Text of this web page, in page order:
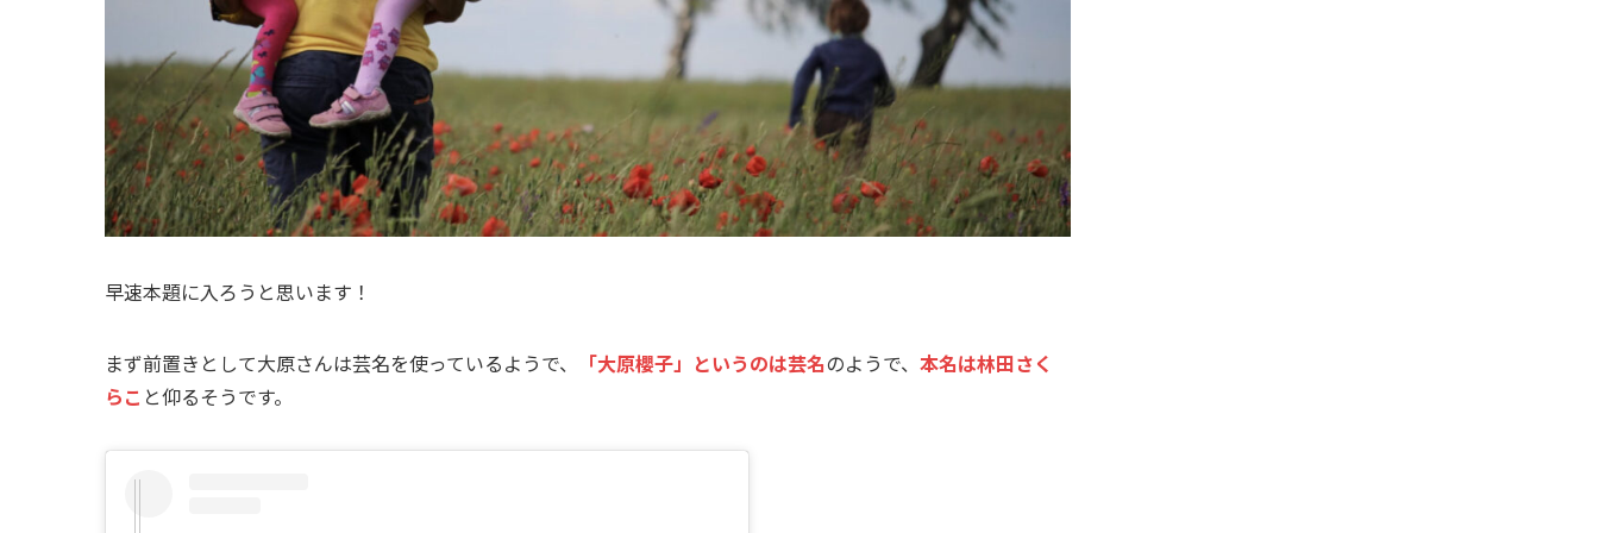
早速本題に入ろうと思います！
まず前置きとして大原さんは芸名を使っているようで、 「大原櫻子」というのは芸名のようで、 本名は林田さく
らこ と仰るそうです。